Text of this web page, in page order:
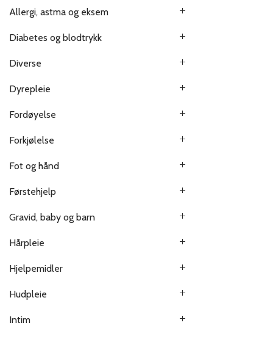
Allergi, astma og eksem
Diabetes og blodtrykk
Diverse
Dyrepleie
Fordøyelse
Forkjølelse
Fot og hånd
Førstehjelp
Gravid, baby og barn
Hårpleie
Hjelpemidler
Hudpleie
Intim